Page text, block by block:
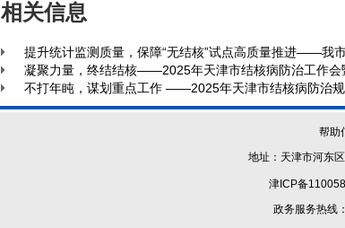
相关信息
提升统计监测质量，保障“无结核”试点高质量推进——我
凝聚力量，终结结核——2025年天津市结核病防治工作会
不打年盹，谋划重点工作 ——2025年天津市结核病防治
帮助
地址：天津市河
津ICP备
政务服务热线